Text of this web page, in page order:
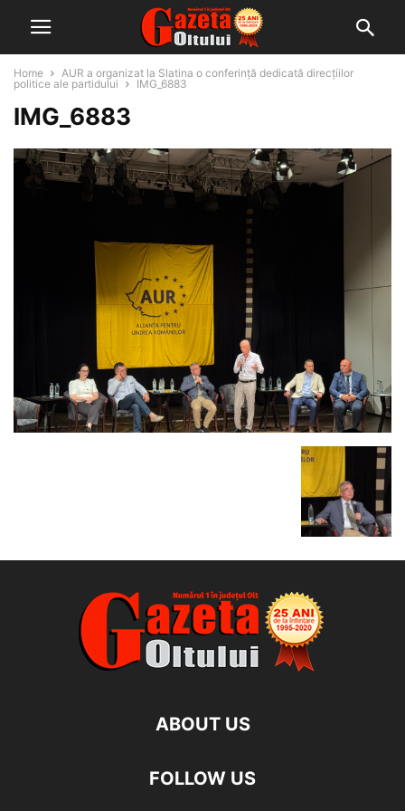
Home
AUR a organizat la Slatina o conferință dedicată direcțiilor
politice ale partidului
IMG_6883
IMG_6883
ABOUT US
FOLLOW US